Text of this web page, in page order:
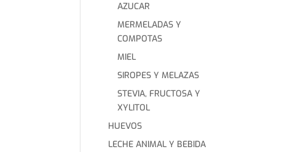
AZUCAR
MERMELADAS Y
COMPOTAS
MIEL
SIROPES Y MELAZAS
STEVIA, FRUCTOSA Y
XYLITOL
HUEVOS
LECHE ANIMAL Y BEBIDA